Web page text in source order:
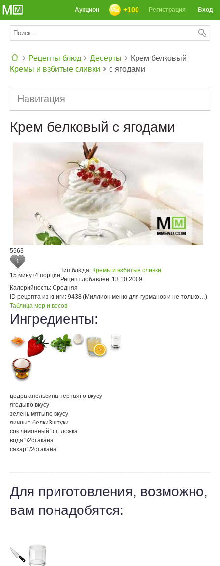
Вход
Регистрация
+100
Аукцион
Рецепты блюд
Десерты
Кремы и взбитые сливки
Крем белковый
с ягодами
Навигация
Крем белковый с ягодами
5563
1
15 минут4 порции
Тип блюда: Кремы и взбитые сливки
Рецепт добавлен: 13.10.2009
Калорийность: Средняя
ID рецепта из книги: 9438 (Миллион меню для гурманов и не только…)
Таблица мер и весов
Ингредиенты:
цедра апельсина тертаяпо вкусу
ягодыпо вкусу
зелень мятыпо вкусу
яичные белки3штуки
сок лимонный1ст. ложка
вода1/2стакана
сахар1/2стакана
Для приготовления, возможно,
вам понадобятся: